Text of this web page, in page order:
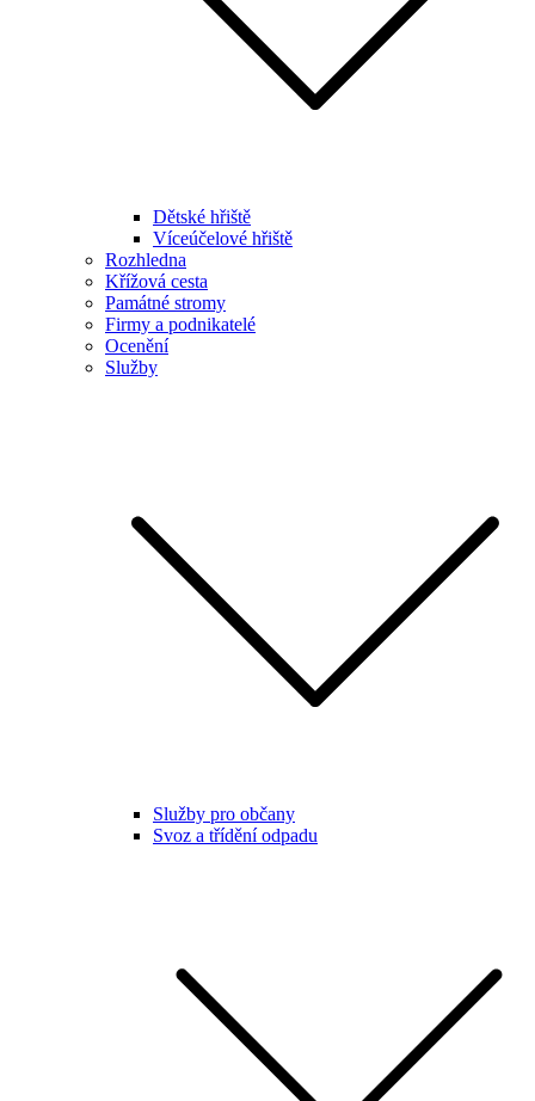
Dětské hřiště
Víceúčelové hřiště
Rozhledna
Křížová cesta
Památné stromy
Firmy a podnikatelé
Ocenění
Služby
Služby pro občany
Svoz a třídění odpadu